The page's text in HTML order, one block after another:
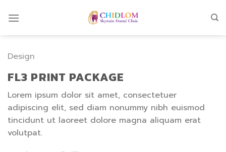
Design
FL3 PRINT PACKAGE
Lorem ipsum dolor sit amet, consectetuer
adipiscing elit, sed diam nonummy nibh euismod
tincidunt ut laoreet dolore magna aliquam erat
volutpat.